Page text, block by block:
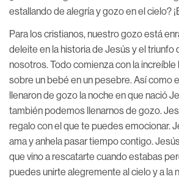
estallando de alegría y gozo en el cielo?
Para los cristianos, nuestro gozo está
deleite en la historia de Jesús y el triunfo
nosotros. Todo comienza con la increíble
sobre un bebé en un pesebre. Así como
llenaron de gozo la noche en que nació
también podemos llenarnos de gozo.
regalo con el que te puedes emocionar.
ama y anhela pasar tiempo contigo.
que vino a rescatarte cuando estabas
puedes unirte alegremente al cielo y a la